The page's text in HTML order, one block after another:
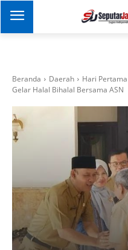
Beranda Daerah
Hari
Gelar Halal Bihalal Bersama ASN